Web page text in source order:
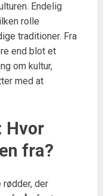
Endelig
rolle
traditioner. Fra
end blot et
om kultur,
med at
Hvor
fra?
der